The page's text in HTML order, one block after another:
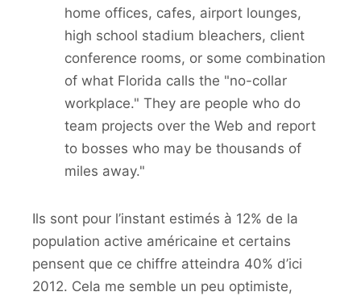
home offices, cafes, airport lounges,
high school stadium bleachers, client
conference rooms, or some combination
of what Florida calls the "no-collar
workplace." They are people who do
team projects over the Web and report
to bosses who may be thousands of
miles away."
Ils sont pour l’instant estimés à 12% de la
population active américaine et certains
pensent que ce chiffre atteindra 40% d’ici
2012. Cela me semble un peu optimiste,